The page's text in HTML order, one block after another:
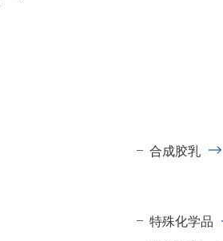
合成胶乳
特殊化学品